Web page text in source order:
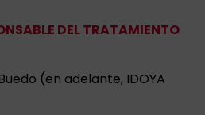
DEL TRATAMIENTO
(en adelante, IDOYA